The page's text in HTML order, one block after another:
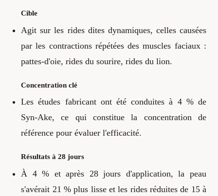
Cible
Agit sur les rides dites dynamiques, celles causées
par les contractions répétées des muscles faciaux :
pattes-d'oie, rides du sourire, rides du lion.
Concentration clé
Les études fabricant ont été conduites à 4 % de
Syn-Ake, ce qui constitue la concentration de
référence pour évaluer l'efficacité.
Résultats à 28 jours
À 4 % et après 28 jours d'application, la peau
s'avérait 21 % plus lisse et les rides réduites de 15 à